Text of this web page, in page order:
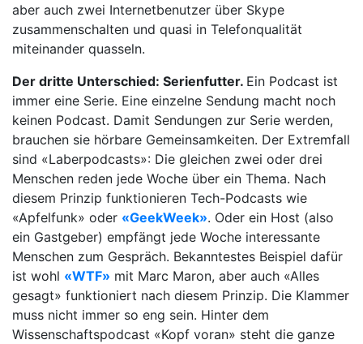
aber auch zwei Internetbenutzer über Skype
zusammenschalten und quasi in Telefonqualität
miteinander quasseln.
Der dritte Unterschied: Serienfutter. Ein Podcast ist
immer eine Serie. Eine einzelne Sendung macht noch
keinen Podcast. Damit Sendungen zur Serie werden,
brauchen sie hörbare Gemeinsamkeiten. Der Extremfall
sind «Laberpodcasts»: Die gleichen zwei oder drei
Menschen reden jede Woche über ein Thema. Nach
diesem Prinzip funktionieren Tech-Podcasts wie
«Apfelfunk» oder «GeekWeek». Oder ein Host (also
ein Gastgeber) empfängt jede Woche interessante
Menschen zum Gespräch. Bekanntestes Beispiel dafür
ist wohl «WTF» mit Marc Maron, aber auch «Alles
gesagt» funktioniert nach diesem Prinzip. Die Klammer
muss nicht immer so eng sein. Hinter dem
Wissenschaftspodcast «Kopf voran» steht die ganze